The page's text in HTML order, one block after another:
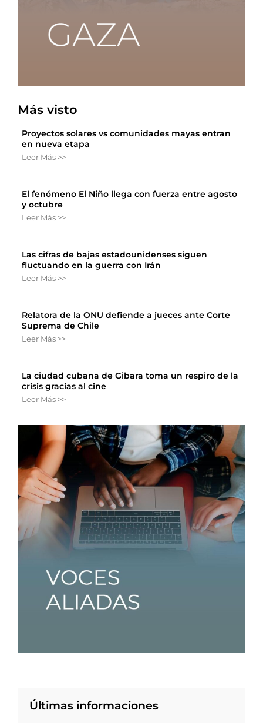
Más visto
Proyectos solares vs comunidades mayas entran
en nueva etapa
Leer Más >>
El fenómeno El Niño llega con fuerza entre agosto
y octubre
Leer Más >>
Las cifras de bajas estadounidenses siguen
fluctuando en la guerra con Irán
Leer Más >>
Relatora de la ONU defiende a jueces ante Corte
Suprema de Chile
Leer Más >>
La ciudad cubana de Gibara toma un respiro de la
crisis gracias al cine
Leer Más >>
Últimas informaciones